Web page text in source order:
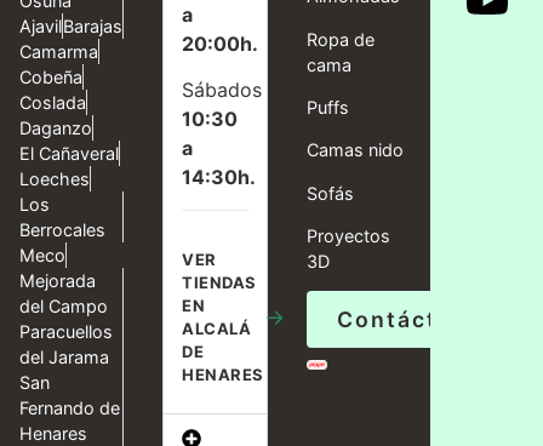
AjavilBarajas
Camarma
Cobeña
Coslada
Daganzo
El Cañaveral
Loeches
Los
Berrocales
Meco
Mejorada
del Campo
Paracuellos
del Jarama
San
Fernando de
Henares
a
20:00h.
Sábados
10:30
a
14:30h.
VER
TIENDAS
EN
ALCALÁ
DE
HENARES
→
Ropa de
cama
Puffs
Camas nido
Sofás
Proyectos
3D
Contáctanos